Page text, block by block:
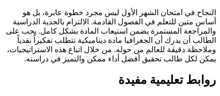
النجاح في امتحان الشهر الأول ليس مجرد خطوة عابرة، بل هو
أساس متين للتعلم في الفصول القادمة. الالتزام بالجدية الدراسية
والمراجعة المستمرة يضمن استيعاب المادة بشكل كامل. يجب على
الطالب أن يدرك أن الجغرافيا مادة ديناميكية تتطلب تفكيراً نقدياً
وملاحظة دقيقة للعالم من حوله. من خلال اتباع هذه الاستراتيجيات،
يمكن لكل طالب تحقيق أفضل أداء ممكن والتميز في دراسته.
روابط تعليمية مفيدة